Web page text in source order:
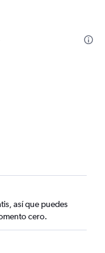
así que puedes
cero.